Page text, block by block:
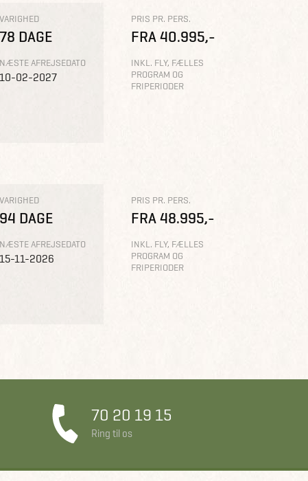
VARIGHED
78 DAGE
NÆSTE AFREJSEDATO
10-02-2027
PRIS PR. PERS.
FRA 40.995,-
INKL. FLY, FÆLLES
PROGRAM OG
FRIPERIODER
VARIGHED
94 DAGE
NÆSTE AFREJSEDATO
15-11-2026
PRIS PR. PERS.
FRA 48.995,-
INKL. FLY, FÆLLES
PROGRAM OG
FRIPERIODER
70 20 19 15
Ring til os